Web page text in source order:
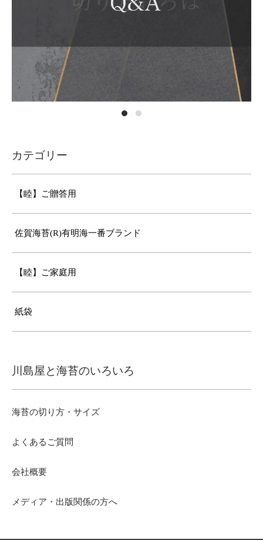
カテゴリー
【睦】ご贈答用
佐賀海苔(R)有明海一番ブランド
【睦】ご家庭用
紙袋
川島屋と海苔のいろいろ
海苔の切り方・サイズ
よくあるご質問
会社概要
メディア・出版関係の方へ